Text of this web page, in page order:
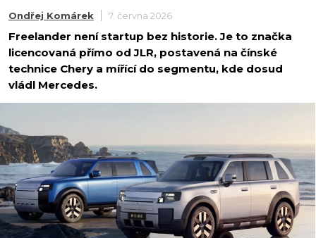
Ondřej Komárek 7. června 2026
Freelander není startup bez historie. Je to značka
licencovaná přímo od JLR, postavená na čínské
technice Chery a mířící do segmentu, kde dosud
vládl Mercedes.